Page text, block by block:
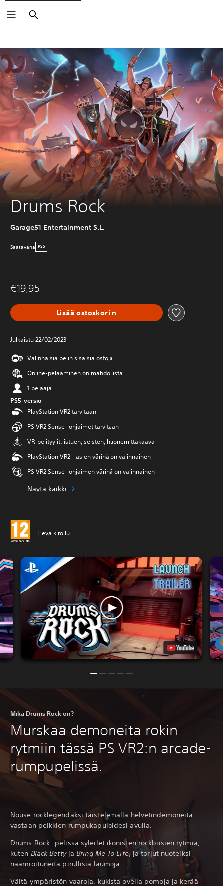
Haku
Drums Rock
Garage51 Entertainment S.L.
Saatavana PS5
€19,95
Lisää ostoskoriin
Julkaistu 22/02/2023
Valinnaisia pelin sisäisiä ostoja
Online-pelaaminen on mahdollista
1 pelaaja
PS5-versio
PlayStation VR2 tarvitaan
PS VR2 Sense -ohjaimet tarvitaan
VR-pelityylit: istuen, seisten, huonemittakaava
PlayStation VR2 -lasien värinä on valinnainen
PS VR2 Sense -ohjaimen värinä on valinnainen
Näytä kaikki
Lievä kiroilu
Mikä Drums Rock on?
Murskaa demoneita rokin
rytmiin tässä PS VR2:n arcade-
rumpupelissä.
Nouse rocklegendaksi taistelemalla helvetindemoneita
vastaan pelkkien rumpukapuloidesi avulla.
Drums Rock -pelissä syleilet ikonisten rockbiisien rytmiä,
kuten Black Bettyja Bring Me To Life, ja torjut nuoteiksi
naamioituneita pirullisia laumoja.
Vältä ympäristön vaaroja, kukista ovelia pomoja ja kerää